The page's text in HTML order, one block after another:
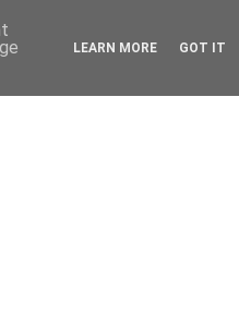
LEARN MORE GOT IT